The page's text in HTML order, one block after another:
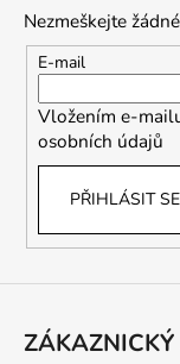
D
o
e
m
Nezmeškejte
E-mail
Vložením e-
osobních údajů
PŘIHLÁSIT SE
ZÁKAZNICKÝ